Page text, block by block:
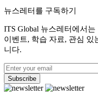
뉴스레터를 구독하기
ITS Global 뉴스레터에서
이벤트, 학습 자료, 관심
니다.